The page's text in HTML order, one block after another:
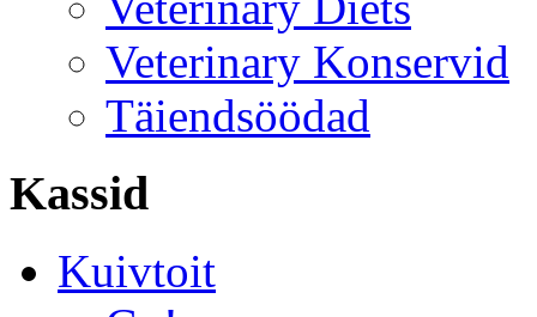
Veterinary Konservid
Täiendsöödad
Kassid
Kuivtoit